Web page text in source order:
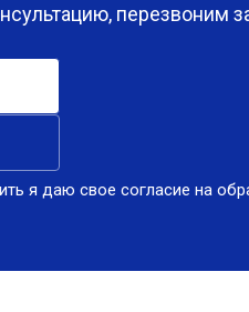
перезвоним
я даю свое согласие на